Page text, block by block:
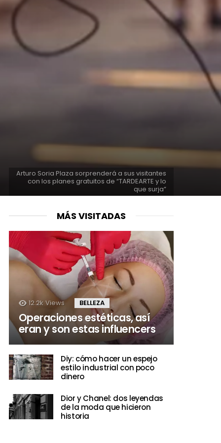
Arturo Soria Plaza sorprenderá a sus visitantes
con los planes gratuitos de “TARDEARTE y lo
que surja”
MÁS VISITADAS
12.2k Views BELLEZA
Operaciones estéticas, así
eran y son estas influencers
Diy: cómo hacer un espejo
estilo industrial con poco
dinero
Dior y Chanel: dos leyendas
de la moda que hicieron
historia